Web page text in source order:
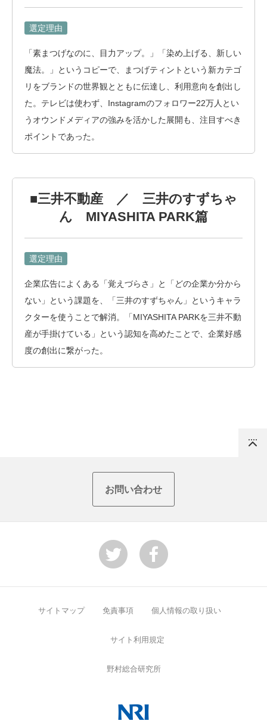
選定理由
「素まつげなのに、目力アップ。」「染め上げる、新しい
魔法。」というコピーで、まつげティントという新カテゴ
リをブランドの世界観とともに伝達し、利用意向を創出し
た。テレビは使わず、Instagramのフォロワー22万人とい
うオウンドメディアの強みを活かした展開も、注目すべき
ポイントであった。
■三井不動産 ／ 三井のすずちゃ
ん MIYASHITA PARK篇
選定理由
企業広告によくある「覚えづらさ」と「どの企業か分から
ない」という課題を、「三井のすずちゃん」というキャラ
クターを使うことで解消。「MIYASHITA PARKを三井不動
産が手掛けている」という認知を高めたことで、企業好感
度の創出に繋がった。
お問い合わせ
サイトマップ 免責事項 個人情報の取り扱い
サイト利用規定
野村総合研究所